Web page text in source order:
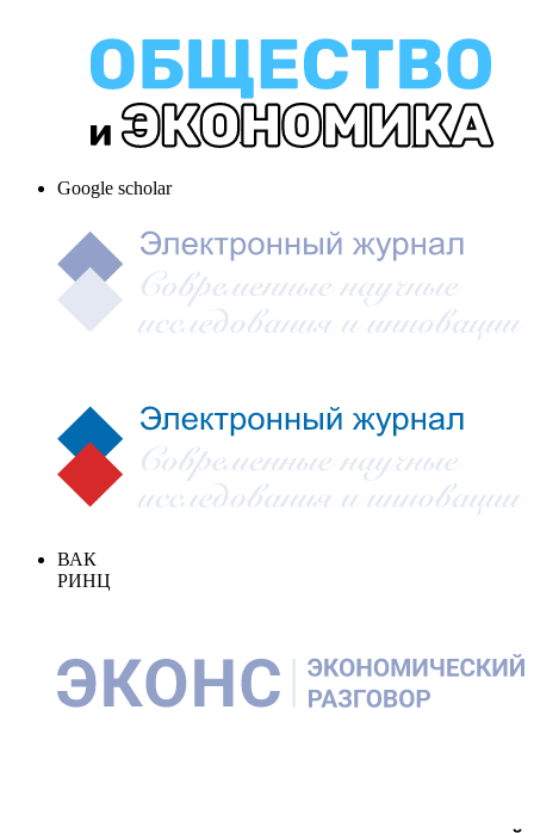
Google scholar
ВАК
РИНЦ